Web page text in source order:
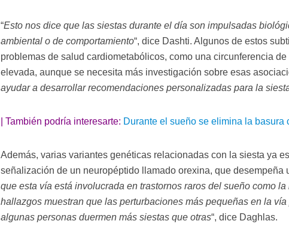
“Esto nos dice que las siestas durante el día son impulsadas
ambiental o de comportamiento“, dice Dashti. Algunos de estos
problemas de salud cardiometabólicos, como una circunferencia
elevada, aunque se necesita más investigación sobre esas
ayudar a desarrollar recomendaciones personalizadas para la
| También podría interesarte: Durante el sueño se elimina la
Además, varias variantes genéticas relacionadas con la siesta ya
señalización de un neuropéptido llamado orexina, que desempeña
que esta vía está involucrada en trastornos raros del sueño como
hallazgos muestran que las perturbaciones más pequeñas en la
algunas personas duermen más siestas que otras“, dice Daghlas.